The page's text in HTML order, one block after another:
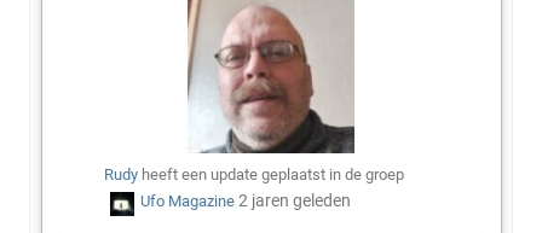
Rudy heeft een update geplaatst in de groep
Ufo Magazine 2 jaren geleden